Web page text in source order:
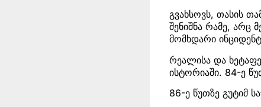
გვახსოვს, თასის
შენიშნა რამე, არც
მომხდარი
რეალისა და
ისტორიაში. 84-ე
86-ე წუთზე გუტიმ